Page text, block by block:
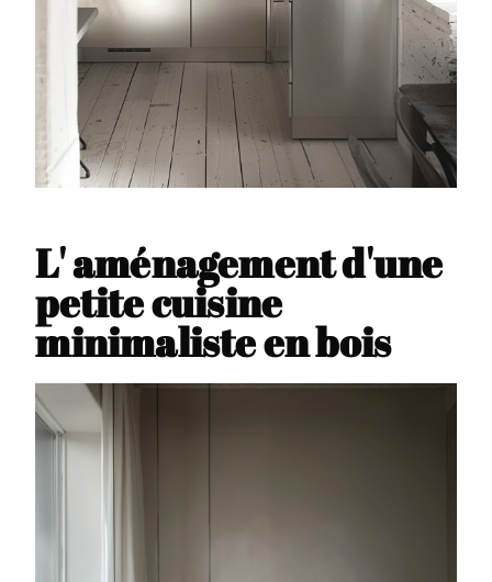
L' aménagement d'une
petite cuisine
minimaliste en bois